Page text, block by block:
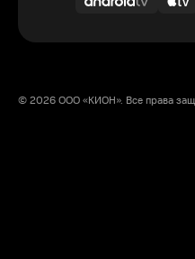
© 2026 ООО «КИОН». Все права